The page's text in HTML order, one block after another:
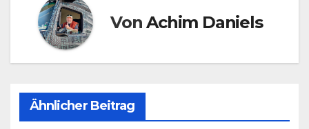
VonAchim Daniels
Ähnlicher Beitrag